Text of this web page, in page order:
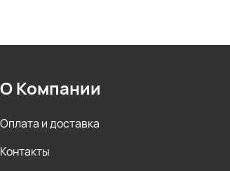
О Компании
Оплата и доставка
Контакты